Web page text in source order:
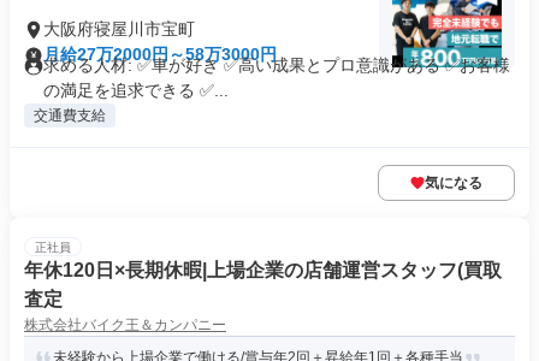
大阪府寝屋川市宝町
月給27万2000円～58万3000円
求める人材: ✅車が好き ✅高い成果とプロ意識がある ✅お客様
の満足を追求できる ✅...
交通費支給
気になる
正社員
年休120日×長期休暇|上場企業の店舗運営スタッフ(買取
査定
株式会社バイク王＆カンパニー
未経験から上場企業で働ける/賞与年2回＋昇給年1回＋各種手当